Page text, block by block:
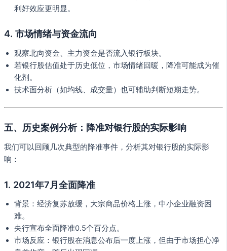
利好效应更明显。
4. 市场情绪与资金流向
观察北向资金、主力资金是否流入银行板块。
若银行股估值处于历史低位，市场情绪回暖，降准可能成为催
化剂。
技术面分析（如均线、成交量）也可辅助判断短期走势。
五、历史案例分析：降准对银行股的实际影响
我们可以回顾几次典型的降准事件，分析其对银行股的实际影
响：
1. 2021年7月全面降准
背景：经济复苏放缓，大宗商品价格上涨，中小企业融资困
难。
央行宣布全面降准0.5个百分点。
市场反应：银行股在消息公布后一度上涨，但由于市场担心净